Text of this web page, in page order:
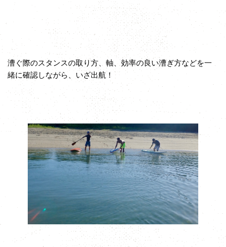
漕ぐ際のスタンスの取り方、軸、効率の良い漕ぎ方などを一
緒に確認しながら、いざ出航！